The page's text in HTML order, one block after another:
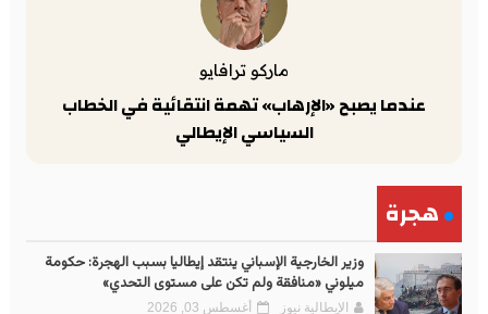
ماركو ترافايو
عندما يصبح «الإرهاب» تهمة انتقائية في الخطاب
السياسي الإيطالي
هجرة
وزير الخارجية الإسباني ينتقد إيطاليا بسبب الهجرة: حكومة
ميلوني «منافقة ولم تكن على مستوى التحدي»
الإيطالية نيوز أغسطس 03, 2026